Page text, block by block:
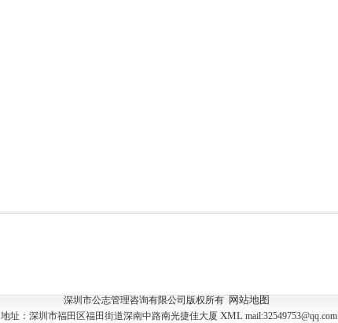
深圳市公志管理咨询有限公司版权所有 网站地图
地址：深圳市福田区福田街道深南中路南光捷佳大厦 XML mail:32549753@qq.com